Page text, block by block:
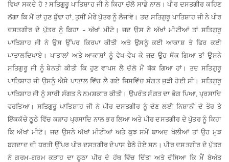
ਵਿਖਾ ਸਕਦੇ ਹੋ?ਸਤਿਗੁਰੂ ਪਾਤਿਸ਼ਾਹ ਜੀ ਨੇ ਕਿਹਾ ਚੱਲੋ ਸਾਡੇ ਨਾਲ । ਪੀਰ ਦਸਤਗੀਰ ਕਹਿਣ
ਲੱਗਾ ਕਿ ਮੈਂ ਤਾਂ ਹੁਣ ਬੁੱਢਾ ਹਾਂ,ਤੁਸੀਂ ਮੇਰੇ ਪੁੱਤਰ ਨੂੰ ਲੈਜਾਵੋ। ਤਦ ਸਤਿਗੁਰੂ ਪਾਤਿਸ਼ਾਹ ਜੀ ਨੇ ਪੀਰ
ਦਸਤਗੀਰ ਦੇ ਪੁੱਤਰ ਨੂੰ ਕਿਹਾ – ਅੱਖਾਂ ਮੀਟੋ। ਜਦ ਉਸ ਨੇ ਅੱਖਾਂ ਮੀਟੀਆਂ ਤਾਂ ਸਤਿਗੁਰੂ
ਪਾਤਿਸ਼ਾਹ ਜੀ ਨੇ ਉਸ ਉੱਪਰ ਕਿਰਪਾ ਕੀਤੀ ਅਤੇ ਉਸਨੂੰ ਕਈ ਆਕਾਸ਼ ਤੇ ਫਿਰ ਕਈ
ਪਾਤਾਲਦਿਖਾਏ । ਪਾਤਾਲਾਂ ਅਤੇ ਆਕਾਸ਼ਾਂ ਨੂੰ ਵੇਖ–ਵੇਖ ਕੇ ਜਦ ਉਹ ਥੱਕ ਗਿਆ ਤਾਂ ਉਸਨੇ
ਸਤਿਗੁਰੂ ਜੀ ਨੂੰ ਬੇਨਤੀ ਕੀਤੀ ਕਿ ਹੁਣ ਵਾਪਸ ਲੈ ਚੱਲੋ ਮੈਂ ਥੱਕ ਗਿਆ ਹਾਂ । ਤਦ ਸਤਿਗੁਰੂ
ਪਾਤਿਸ਼ਾਹ ਜੀ ਉਸਨੂੰ ਐਸੇ ਪਾਤਾਲ ਵਿੱਚ ਲੈ ਗਏ ਜਿਸਵਿੱਚ ਸੰਗਤ ਜੁੜੀ ਹੋਈ ਸੀ । ਸਤਿਗੁਰੂ
ਪਾਤਿਸ਼ਾਹ ਜੀ ਨੂੰ ਸਾਰੀ ਸੰਗਤ ਨੇ ਨਮਸ਼ਕਾਰ ਕੀਤੀ । ਉਪਰੰਤ ਸੰਗਤ ਦਾ ਭੋਗ ਪਿਆ,ਪ੍ਰਸਾਦਿ
ਵਰਤਿਆ। ਸਤਿਗੁਰੂ ਪਾਤਿਸ਼ਾਹ ਜੀ ਨੇ ਪੀਰ ਦਸਤਗੀਰ ਨੂੰ ਦੇਣ ਲਈ ਨਿਸ਼ਾਨੀ ਦੇ ਤੌਰ ਤੇ
ਇੱਕਕੱਚੇ ਠੂਠੇ ਵਿੱਚ ਕੜਾਹ ਪ੍ਰਸਾਦਿ ਨਾਲ ਭਰ ਲਿਆ ਅਤੇ ਪੀਰ ਦਸਤਗੀਰ ਦੇ ਪੁੱਤਰ ਨੂੰ ਕਿਹਾ
ਕਿ ਅੱਖਾਂ ਮੀਟੋ। ਜਦ ਉਸਨੇ ਅੱਖਾਂ ਮੀਟੀਆਂ ਅਤੇ ਕੁਝ ਸਮੇਂ ਬਾਅਦ ਖੋਲੀਆਂ ਤਾਂ ਉਹ ਮੁੜ
ਬਗਦਾਦ ਦੀ ਧਰਤੀ ਉੱਪਰ ਪੀਰ ਦਸਤਗੀਰ ਦੇਪਾਸ ਬੈਠੇ ਹੋਏ ਸਨ। ਪੀਰ ਦਸਤਗੀਰ ਦੇ ਪੁੱਤਰ
ਨੇ ਗਰਮ–ਗਰਮ ਕੜਾਹ ਦਾ ਠੂਠਾ ਪੀਰ ਦੇ ਹੱਥ ਵਿੱਚ ਦਿੱਤਾ ਅਤੇ ਦੱਸਿਆ ਕਿ ਮੈਂ ਬੇਅੰਤ